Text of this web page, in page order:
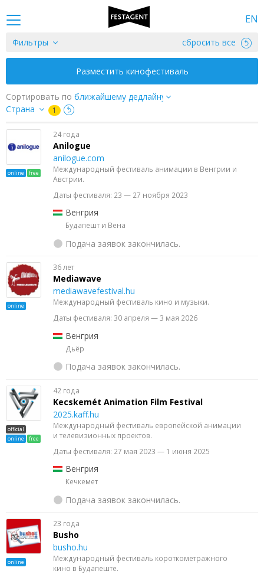
EN
Фильтры сбросить все
Разместить кинофестиваль
Сортировать по
Страна
1
online free
24 года
Anilogue
anilogue.com
Международный фестиваль анимации в Венгрии и
Австрии.
Даты фестиваля: 23 — 27 ноября 2023
Венгрия
Будапешт и Вена
Подача заявок закончилась.
online
36 лет
Mediawave
mediawavefestival.hu
Международный фестиваль кино и музыки.
Даты фестиваля: 30 апреля — 3 мая 2026
Венгрия
Дьёр
Подача заявок закончилась.
official
online
free
42 года
Kecskemét Animation Film Festival
2025.kaff.hu
Международный фестиваль европейской анимации
и телевизионных проектов.
Даты фестиваля: 27 мая 2023 — 1 июня 2025
Венгрия
Кечкемет
Подача заявок закончилась.
online
23 года
Busho
busho.hu
Международный фестиваль короткометражного
кино в Будапеште.